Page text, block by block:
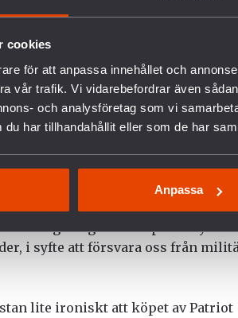
cookies
för att anpassa innehållet och
vår trafik. Vi vidarebefordrar även
och analysföretag som vi
du har tillhandahållit eller som de har
Anpassa
var att det saknas
är i stället att unga ser andra
Hellström, ordförande för
Alla unga som kallas till
för att få möjlighet att
våldsanvändning, samt få
klimatförändringar också är en
hon.
regeringen att köpa ett nytt
i syfte att försvara oss från
lite ironiskt att köpet av Patriot